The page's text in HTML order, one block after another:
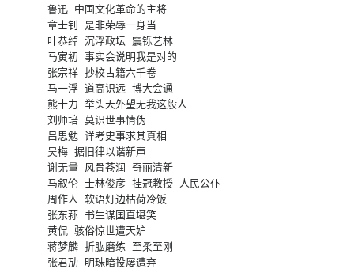
鲁迅 中国文化革命的主将
章士钊 是非荣辱一身当
叶恭绰 沉浮政坛 震铄艺林
马寅初 事实会说明我是对的
张宗祥 抄校古籍六千卷
马一浮 道高识远 博大会通
熊十力 举头天外望无我这般人
刘师培 莫识世事情伪
吕思勉 详考史事求其真相
吴梅 据旧律以谐新声
谢无量 风骨苍润 奇丽清新
马叙伦 士林俊彦 挂冠教授 人民公仆
周作人 软语灯边枯荷冷饭
张东荪 书生谋国直堪笑
黄侃 骇俗惊世遭天妒
蒋梦麟 折肱磨练 至柔至刚
张君劢 明珠暗投屡遭弃